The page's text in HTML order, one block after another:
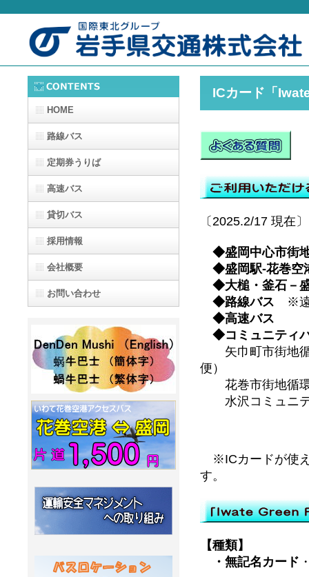
ICカード「
〔2025.2/17 現在〕
◆盛岡中心市街
◆盛岡駅-花巻空
◆大槌・釜石－
◆路線バス ※遠
◆高速バス
◆コミュニティ
矢巾町市街地循
便）
花巻市街地循
水沢コミュニテ
※ICカードが使
す。
【種類】
・無記名カード
HOME
路線バス
定期券うりば
高速バス
貸切バス
採用情報
会社概要
お問い合わせ